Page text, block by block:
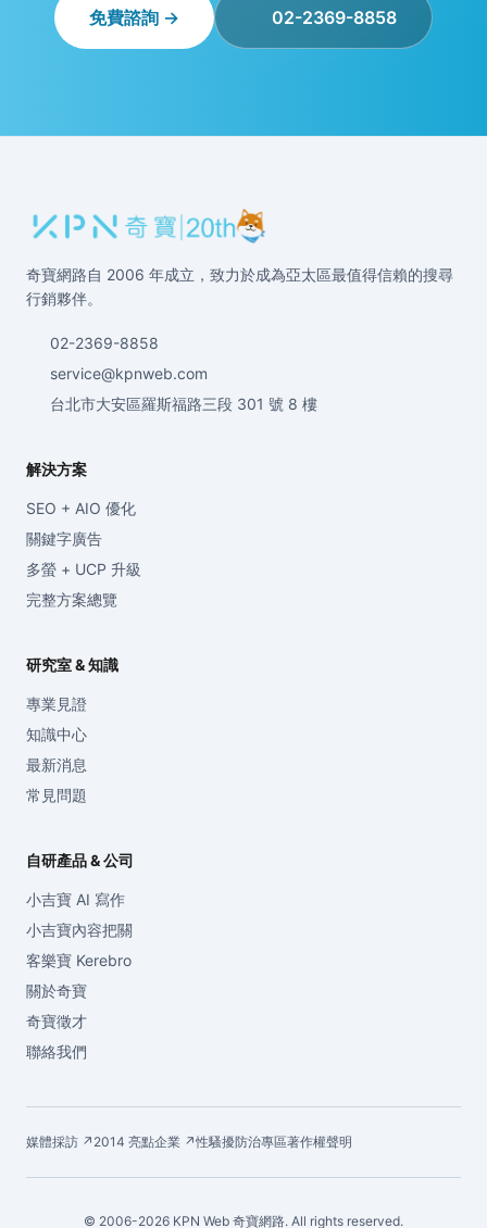
免費諮詢 → 02-2369-8858
奇寶網路自 2006 年成立，致力於成為亞太區最值得信賴的搜尋
行銷夥伴。
02-2369-8858
service@kpnweb.com
台北市大安區羅斯福路三段 301 號 8 樓
解決方案
SEO + AIO 優化
關鍵字廣告
多螢 + UCP 升級
完整方案總覽
研究室 & 知識
專業見證
知識中心
最新消息
常見問題
自研產品 & 公司
小吉寶 AI 寫作
小吉寶內容把關
客樂寶 Kerebro
關於奇寶
奇寶徵才
聯絡我們
媒體採訪 ↗ 2014 亮點企業 ↗性騷擾防治專區著作權聲明
© 2006-2026 KPN Web 奇寶網路. All rights reserved.